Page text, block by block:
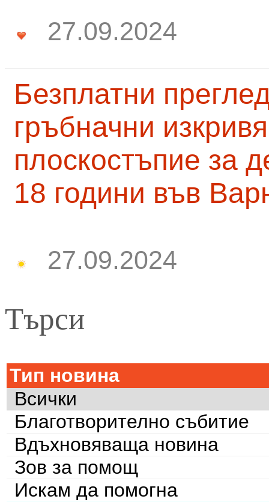
27.09.2024
Безплатни
гръбначни
плоскостъпие за
18 години във
27.09.2024
Търси
Тип новина
Всички
Благотворително събитие
Вдъхновяваща новина
Зов за помощ
Искам да помогна